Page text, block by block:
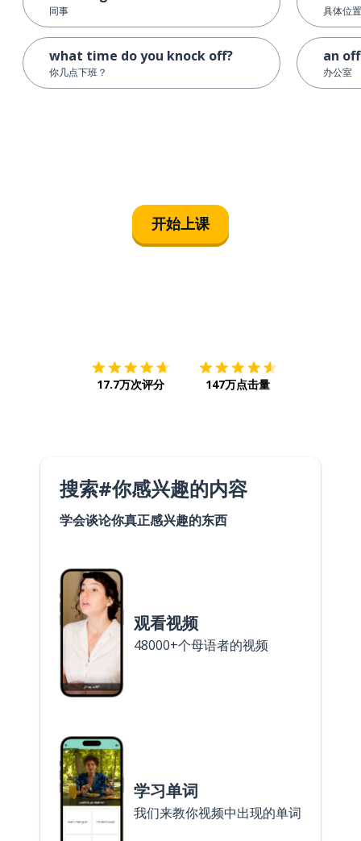
同事
what time do you knock off?
你几点下班？
具体位置
an
办公室
开始上课
17.7万次评分 147万点击量
搜索#你感兴趣的内容
学会谈论你真正感兴趣的东西
观看视频
48000+个母语者的视频
学习单词
我们来教你视频中出现的单词